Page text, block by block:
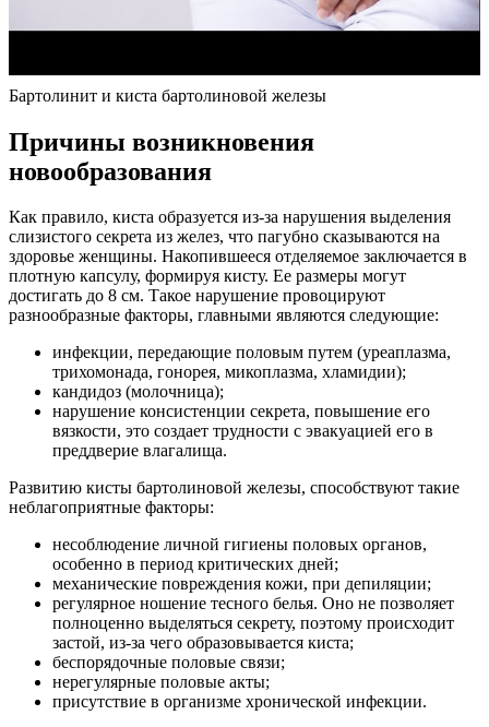
Бартолинит и киста бартолиновой железы
Причины возникновения
новообразования
Как правило, киста образуется из-за нарушения выделения
слизистого секрета из желез, что пагубно сказываются на
здоровье женщины. Накопившееся отделяемое заключается в
плотную капсулу, формируя кисту. Ее размеры могут
достигать до 8 см. Такое нарушение провоцируют
разнообразные факторы, главными являются следующие:
инфекции, передающие половым путем (уреаплазма,
трихомонада, гонорея, микоплазма, хламидии);
кандидоз (молочница);
нарушение консистенции секрета, повышение его
вязкости, это создает трудности с эвакуацией его в
преддверие влагалища.
Развитию кисты бартолиновой железы, способствуют такие
неблагоприятные факторы:
несоблюдение личной гигиены половых органов,
особенно в период критических дней;
механические повреждения кожи, при депиляции;
регулярное ношение тесного белья. Оно не позволяет
полноценно выделяться секрету, поэтому происходит
застой, из-за чего образовывается киста;
беспорядочные половые связи;
нерегулярные половые акты;
присутствие в организме хронической инфекции.